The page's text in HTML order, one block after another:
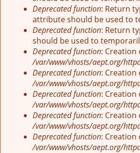
Deprecated function: Return
attribute should be used to
Deprecated function: Return
should be used to
Deprecated function:
/var/www/vhosts/aept.org/
Deprecated function:
/var/www/vhosts/aept.org/
Deprecated function:
/var/www/vhosts/aept.org/
Deprecated function:
/var/www/vhosts/aept.org/
Deprecated function:
/var/www/vhosts/aept.org/